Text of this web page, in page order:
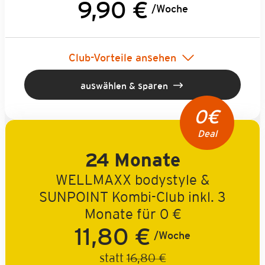
9,90 € /Woche
Club-Vorteile ansehen
auswählen & sparen
0€
Deal
24 Monate
WELLMAXX bodystyle &
SUNPOINT Kombi-Club inkl. 3
Monate für 0 €
11,80 € /Woche
statt16,80 €